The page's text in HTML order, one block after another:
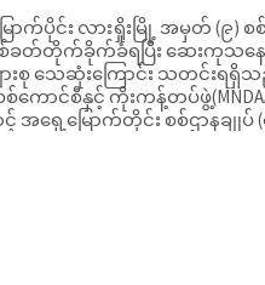
Support
ြောက်ပိုင်း လားရှိုးမြို့ အမှတ် (၉
စ်ခတ်တိုက်ခိုက်ခံရပြီး ဆေးကုသ
သေဆုံးကြောင်း သတင်းရရှိသည်။ ယမန်နေ့ ( သ
ကောင်စီနှင့် ကိုးကန့်တပ်ဖွဲ့
အရှေ့မြောက်တိုင်း စစ်ဌာနချုပ် (